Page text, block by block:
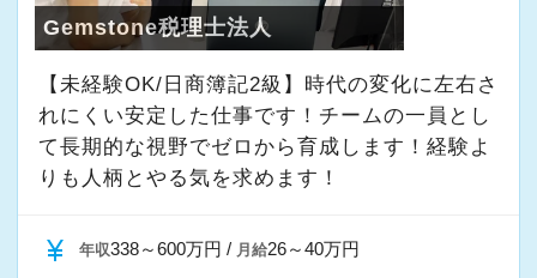
４月 確定申告打ち上げ懇親会
確定申告お疲れ様でした～！高級
なお店で食事会をしています。
９月 入所式
入所式後は、社員懇親会で親交を
チームの雰囲気を盛り上げてくれる明る
（２）カフェのようなおしゃれな事務所
入り口には大きな水槽を置いて、お客様
応接室は、森・海・和と３つのテーマに
Gemstone税理士法人
【未経験OK/日商簿記2級】時代の変化に左右さ
れにくい安定した仕事です！チームの一員とし
て⻑期的な視野でゼロから育成します！経験よ
りも人柄とやる気を求めます！
currency_yen 年収338～600万円 / 月給26～40万円